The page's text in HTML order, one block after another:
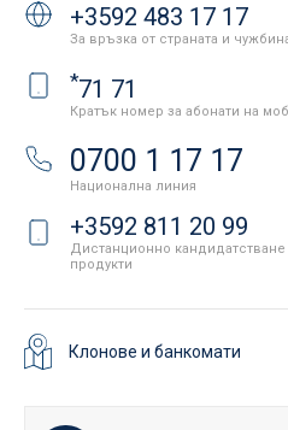
+3592 483 17 17
За връзка от страната и
*71 71
Кратък номер за абонати на
0700 1 17 17
Национална линия
+3592 811 20 99
Дистанционно кандидатстване
продукти
Клонове и банкомати